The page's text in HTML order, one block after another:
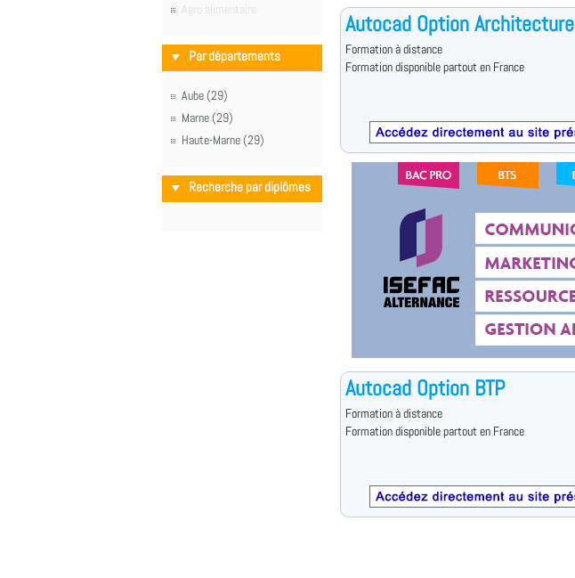
Agro alimentaire
Par départements
Aube (29)
Marne (29)
Haute-Marne (29)
Recherche par diplômes
Autocad Option Architecture
Formation à distance
Formation disponible partout en France
Autocad Option BTP
Formation à distance
Formation disponible partout en France